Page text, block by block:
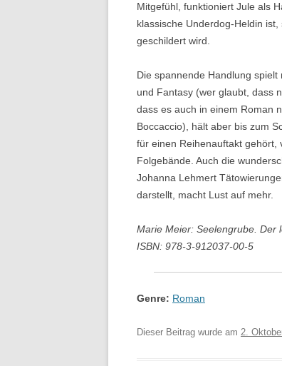
Mitgefühl, funktioniert Jule als
klassische Underdog-Heldin
geschildert wird.
Die spannende Handlung
und Fantasy (wer glaubt, dass
dass es auch in einem Roman
Boccaccio), hält aber bis zum
für einen Reihenauftakt gehört,
Folgebände. Auch die
Johanna Lehmert
darstellt, macht Lust auf mehr.
Marie Meier: Seelengrube. Der
ISBN: 978-3-912037-00-5
Genre: Roman
Dieser Beitrag wurde am 2.